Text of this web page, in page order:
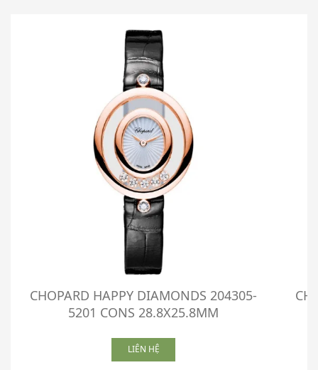
CHOPARD HAPPY DIAMONDS 204305-
5201 CONS 28.8X25.8MM
LIÊN HỆ